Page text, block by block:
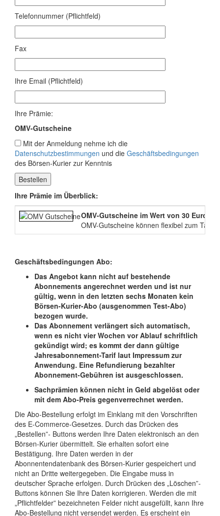
Telefonnummer (Pflichtfeld)
Fax
Ihre Email (Pflichtfeld)
Ihre Prämie:
OMV-Gutscheine
Mit der Anmeldung nehme ich die
Datenschutzbestimmungen und die Geschäftsbedingungen
des Börsen-Kurier zur Kenntnis
Ihre Prämie im Überblick:
OMV-Gutscheine im Wert von 30 Euro
OMV-Gutscheine können flexibel zum
Geschäftsbedingungen Abo:
Das Angebot kann nicht auf bestehende
Abonnements angerechnet werden und ist nur
gültig, wenn in den letzten sechs Monaten kein
Börsen-Kurier-Abo (ausgenommen Test-Abo)
bezogen wurde.
Das Abonnement verlängert sich automatisch,
wenn es nicht vier Wochen vor Ablauf schriftlich
gekündigt wird; es kommt der dann gültige
Jahresabonnement-Tarif laut Impressum zur
Anwendung. Eine Refundierung bezahlter
Abonnement-Gebühren ist ausgeschlossen.
Sachprämien können nicht in Geld abgelöst oder
mit dem Abo-Preis gegenverrechnet werden.
Die Abo-Bestellung erfolgt im Einklang mit den Vorschriften
des E-Commerce-Gesetzes. Durch das Drücken des
„Bestellen”- Buttons werden Ihre Daten elektronisch an den
Börsen-Kurier übermittelt. Sie erhalten sofort eine
Bestätigung. Ihre Daten werden in der
Abonnentendatenbank des Börsen-Kurier gespeichert und
nicht an Dritte weitergegeben. Die Eingabe muss in
deutscher Sprache erfolgen. Durch Drücken des „Löschen”-
Buttons können Sie Ihre Daten korrigieren. Werden die mit
„Pflichtfelder” bezeichneten Felder nicht ausgefüllt, kann Ihre
Abo-Bestellung nicht versendet werden. Es erscheint ein